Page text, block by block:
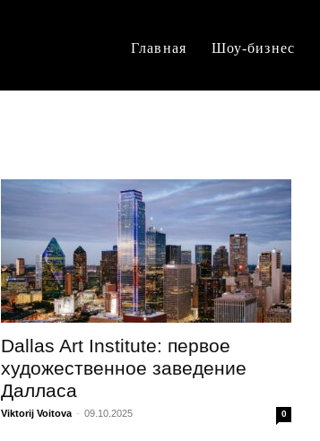
Главная Шоу-бизнес
Dallas Art Institute: первое
художественное заведение
Далласа
Viktorij Voitova - 09.10.2025 0